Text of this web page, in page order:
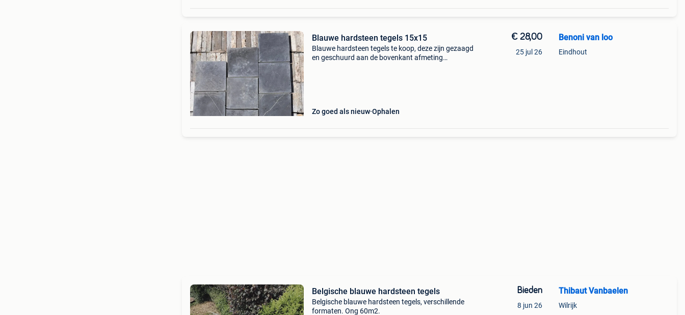
Blauwe hardsteen tegels 15x15
Blauwe hardsteen tegels te koop, deze zijn gezaagd
en geschuurd aan de bovenkant afmeting
Zo goed als nieuw Ophalen
€ 28,00
25 jul 26
Benoni van loo
Eindhout
Belgische blauwe hardsteen tegels
Belgische blauwe hardsteen tegels, verschillende
formaten. Ong 60m2.
Bieden
8 jun 26
Thibaut Vanbaelen
Wilrijk